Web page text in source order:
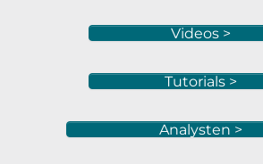
Videos >
Tutorials >
Analysten >